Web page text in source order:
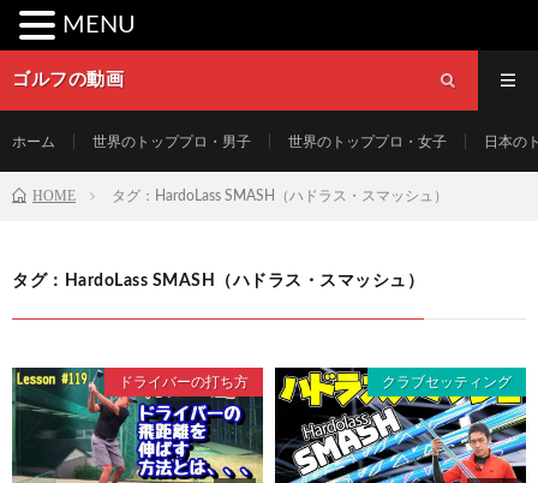
ゴルフの動画
ホーム 世界のトッププロ・男子 世界のトッププロ・女子 日本の
HOME タグ：HardoLass SMASH（ハドラス・スマッシュ）
タグ：HardoLass SMASH（ハドラス・スマッシュ）
ドライバーの打ち方 クラブセッティング
MENU